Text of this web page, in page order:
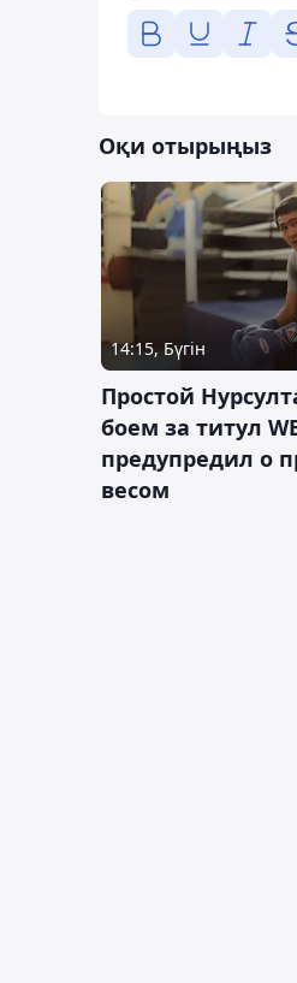
Оқи отырыңыз
14:15, Бүгін
Простой
боем за титул
предупредил о
весом